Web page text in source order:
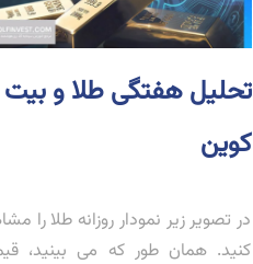
تحلیل هفتگی طلا و بیت
کوین
در تصویر زیر نمودار روزانه طلا را
کنید. همان طور که می بینید،